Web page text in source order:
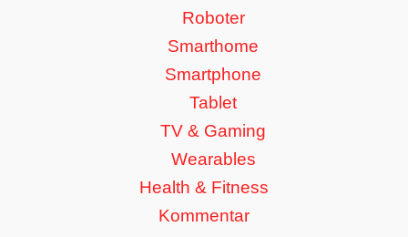
Roboter
Smarthome
Smartphone
Tablet
TV & Gaming
Wearables
Health & Fitness
Kommentar